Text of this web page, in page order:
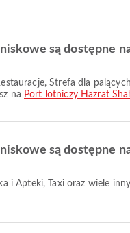
są dostępne
na Port lotniczy Hazrat
są dostępne